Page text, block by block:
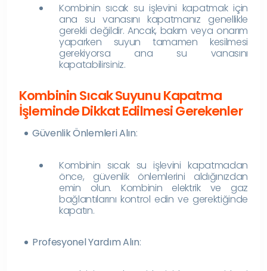
Kombinin sıcak su işlevini kapatmak için
ana su vanasını kapatmanız genellikle
gerekli değildir. Ancak, bakım veya onarım
yaparken suyun tamamen kesilmesi
gerekiyorsa ana su vanasını
kapatabilirsiniz.
Kombinin Sıcak Suyunu Kapatma
İşleminde Dikkat Edilmesi Gerekenler
Güvenlik Önlemleri Alın:
Kombinin sıcak su işlevini kapatmadan
önce, güvenlik önlemlerini aldığınızdan
emin olun. Kombinin elektrik ve gaz
bağlantılarını kontrol edin ve gerektiğinde
kapatın.
Profesyonel Yardım Alın: